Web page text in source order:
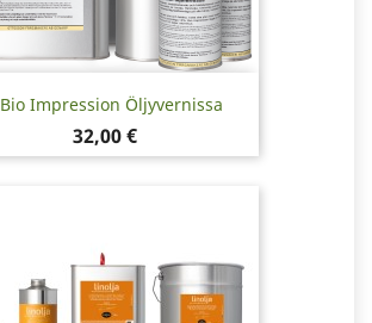
Bio Impression Öljyvernissa
Hinta
32,00 €